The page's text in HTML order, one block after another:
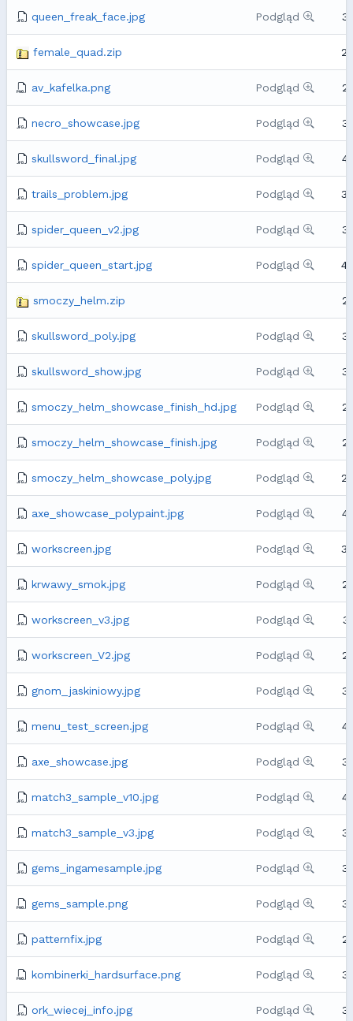
queen_freak_face.jpg Podgląd
female_quad.zip
av_kafelka.png Podgląd
necro_showcase.jpg Podgląd
skullsword_final.jpg Podgląd
trails_problem.jpg Podgląd
spider_queen_v2.jpg Podgląd
spider_queen_start.jpg Podgląd
smoczy_helm.zip
skullsword_poly.jpg Podgląd
skullsword_show.jpg Podgląd
smoczy_helm_showcase_finish_hd.jpg Podgląd
smoczy_helm_showcase_finish.jpg Podgląd
smoczy_helm_showcase_poly.jpg Podgląd
axe_showcase_polypaint.jpg Podgląd
workscreen.jpg Podgląd
krwawy_smok.jpg Podgląd
workscreen_v3.jpg Podgląd
workscreen_V2.jpg Podgląd
gnom_jaskiniowy.jpg Podgląd
menu_test_screen.jpg Podgląd
axe_showcase.jpg Podgląd
match3_sample_v10.jpg Podgląd
match3_sample_v3.jpg Podgląd
gems_ingamesample.jpg Podgląd
gems_sample.png Podgląd
patternfix.jpg Podgląd
kombinerki_hardsurface.png Podgląd
ork_wiecej_info.jpg Podgląd